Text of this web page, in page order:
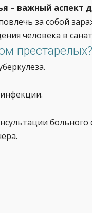
– важный
за собой
человека в
престарелых?